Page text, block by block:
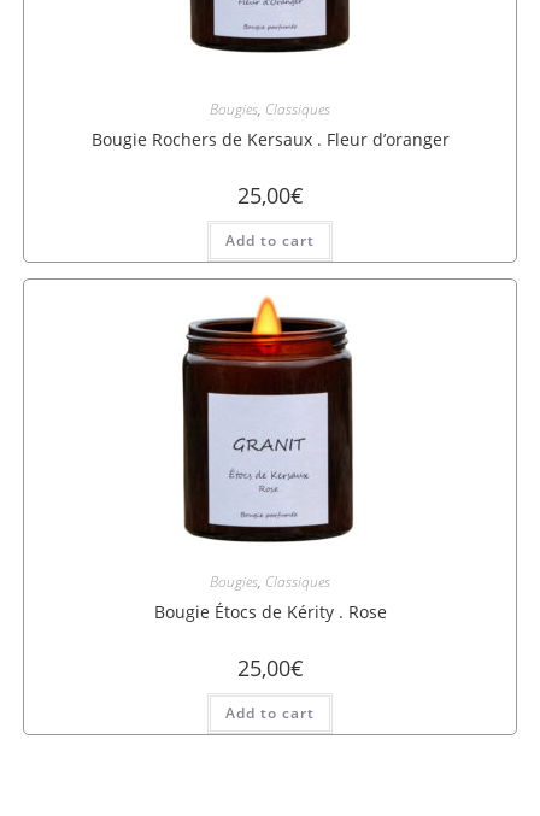
Bougies, Classiques
Bougie Rochers de Kersaux . Fleur d’oranger
25,00€
Add to cart
Bougies, Classiques
Bougie Étocs de Kérity . Rose
25,00€
Add to cart